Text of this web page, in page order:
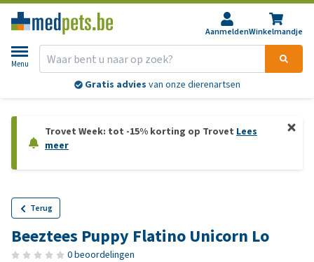
AanmeldenWinkelmandje
Menu
Gratis advies van onze dierenartsen
Trovet Week: tot -15% korting op Trovet Lees
meer
Terug
Beeztees Puppy Flatino Unicorn Lo
0 beoordelingen